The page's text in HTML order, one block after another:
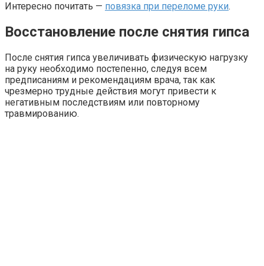
Интересно почитать — повязка при переломе руки.
Восстановление после снятия гипса
После снятия гипса увеличивать физическую нагрузку
на руку необходимо постепенно, следуя всем
предписаниям и рекомендациям врача, так как
чрезмерно трудные действия могут привести к
негативным последствиям или повторному
травмированию.